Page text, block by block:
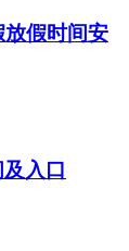
放假时间安
入口